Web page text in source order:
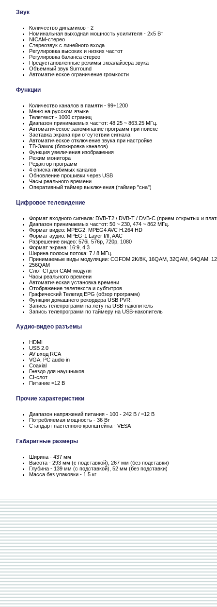
Звук
Количество динамиков - 2
Номинальная выходная мощность усилителя - 2x5 Вт
NICAM-стерео
Стереозвук с линейного входа
Регулировка высоких и низких частот
Регулировка баланса стерео
Предустановленные режимы эквалайзера звука
Объемный звук Surround
Автоматическое ограничение громкости
Функции
Количество каналов в памяти - 99+1200
Меню на русском языке
Телетекст - 1000 страниц
Диапазон принимаемых частот: 48.25 ~ 863.25 МГц.
Автоматическое запоминание программ при поиске
Заставка экрана при отсутствии сигнала
Автоматическое отключение звука при настройке
ТВ-Замок (блокировка каналов)
Функция увеличения изображения
Режим монитора
Редактор программ
4 списка любимых каналов
Обновление прошивки через USB
Часы реального времени
Оперативный таймер выключения (таймер "сна")
Цифровое телевидение
Формат входного сигнала: DVB-T2 / DVB-T / DVB-C (прием открытых и
Диапазон принимаемых частот: 50 ~ 230, 474 ~ 862 МГц.
Формат видео: MPEG2, MPEG4 AVC H.264 HD
Формат аудио: MPEG-1 Layer I/II, AAC
Разрешение видео: 576i, 576p, 720p, 1080
Формат экрана: 16:9, 4:3
Ширина полосы потока: 7 / 8 МГц.
Принимаемые виды модуляции: COFDM 2K/8K, 16QAM, 32QAM, 64QAM,
256QAM
Слот CI для CAM-модуля
Часы реального времени
Автоматическая установка времени
Отображение телетекста и субтитров
Графический Телегид EPG (обзор программ)
Функции домашнего рекордера USB PVR:
Запись телепрограмм на лету на USB-накопитель
Запись телепрограмм по таймеру на USB-накопитель
Аудио-видео разъемы
HDMI
USB 2.0
AV вход RCA
VGA, PC audio in
Coaxial
Гнездо для наушников
CI-слот
Питание =12 В
Прочие характеристики
Диапазон напряжений питания - 100 - 242 В / =12 В
Потребляемая мощность - 36 Вт
Стандарт настенного кронштейна - VESA
Габаритные размеры
Ширина - 437 мм
Высота - 293 мм (с подставкой), 267 мм (без подставки)
Глубина - 139 мм (с подставкой), 52 мм (без подставки)
Масса без упаковки - 1.5 кг